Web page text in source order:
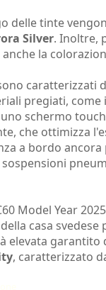
delle tinte
Silver. Inoltre,
la
caratterizzati
pregiati,
schermo
che ottimizza
a bordo
Model Year
casa
elevata
, caratterizzato